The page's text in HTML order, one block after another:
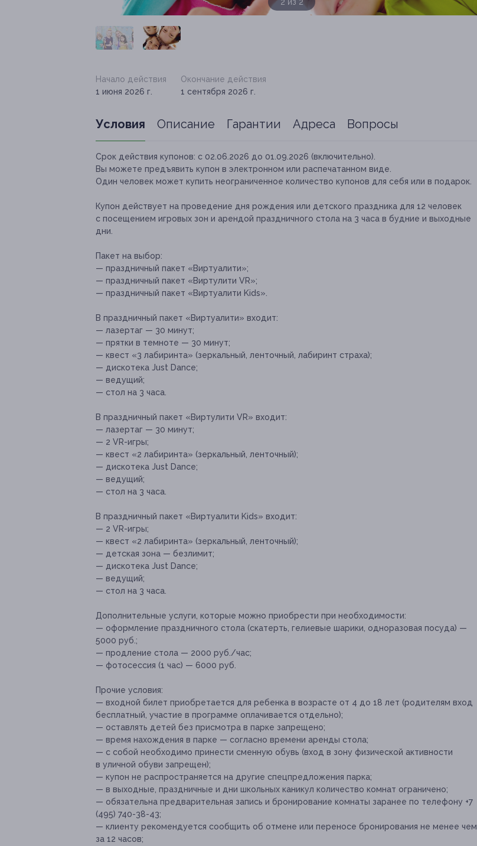
Начало действия
1 июня 2026 г.
Окончание действия
1 сентября 2026 г.
Условия Описание Гарантии Адреса Вопросы
Срок действия купонов: с 02.06.2026 до 01.09.2026 (включительно).
Вы можете предъявить купон в электронном или распечатанном виде.
Один человек может купить неограниченное количество купонов для себя или в подарок.
Купон действует на проведение дня рождения или детского праздника для 12 человек
с посещением игровых зон и арендой праздничного стола на 3 часа в будние и выходные
дни.
Пакет на выбор:
— праздничный пакет «Виртуалити»;
— праздничный пакет «Виртулити VR»;
— праздничный пакет «Виртуалити Kids».
В праздничный пакет «Виртуалити» входит:
— лазертаг — 30 минут;
— прятки в темноте — 30 минут;
— квест «3 лабиринта» (зеркальный, ленточный, лабиринт страха);
— дискотека Just Dance;
— ведущий;
— стол на 3 часа.
В праздничный пакет «Виртулити VR» входит:
— лазертаг — 30 минут;
— 2 VR-игры;
— квест «2 лабиринта» (зеркальный, ленточный);
— дискотека Just Dance;
— ведущий;
— стол на 3 часа.
В праздничный пакет «Виртуалити Kids» входит:
— 2 VR-игры;
— квест «2 лабиринта» (зеркальный, ленточный);
— детская зона — безлимит;
— дискотека Just Dance;
— ведущий;
— стол на 3 часа.
Дополнительные услуги, которые можно приобрести при необходимости:
— оформление праздничного стола (скатерть, гелиевые шарики, одноразовая посуда) —
5000 руб.;
— продление стола — 2000 руб./час;
— фотосессия (1 час) — 6000 руб.
Прочие условия:
— входной билет приобретается для ребенка в возрасте от 4 до 18 лет (родителям вход
бесплатный, участие в программе оплачивается отдельно);
— оставлять детей без присмотра в парке запрещено;
— время нахождения в парке — согласно времени аренды стола;
— с собой необходимо принести сменную обувь (вход в зону физической активности
в уличной обуви запрещен);
— купон не распространяется на другие спецпредложения парка;
— в выходные, праздничные и дни школьных каникул количество комнат ограничено;
— обязательна предварительная запись и бронирование комнаты заранее по телефону +7
(495) 740-38-43;
— клиенту рекомендуется сообщить об отмене или переносе бронирования не менее чем
за 12 часов;